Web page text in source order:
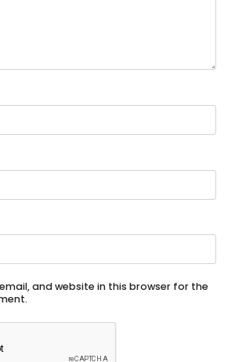
and website in this browser for the